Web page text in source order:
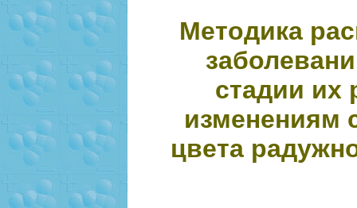
Методика
стадии их
изменениям
цвета